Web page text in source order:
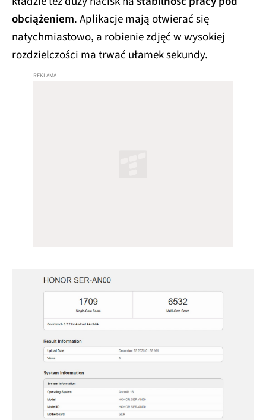
obciążeniem. Aplikacje mają otwierać się
natychmiastowo, a robienie zdjęć w wysokiej
rozdzielczości ma trwać ułamek sekundy.